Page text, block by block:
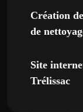
Création
de
Site
Trélissac